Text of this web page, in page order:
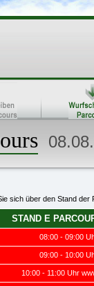
sich über den Stand der
STAND E
08:00 - 09:00
09:00 - 10:00
10:00 - 11:00 Uhr